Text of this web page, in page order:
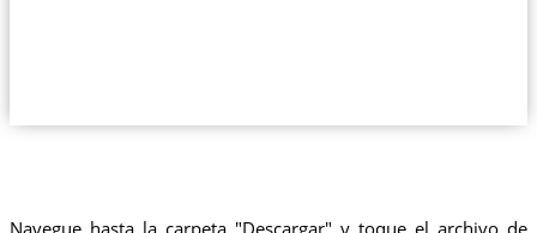
Navegue hasta la carpeta "Descargar" y toque el archivo de